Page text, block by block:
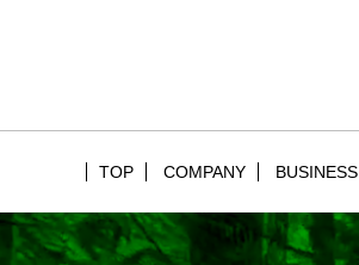
TOP COMPANY BUSINESS